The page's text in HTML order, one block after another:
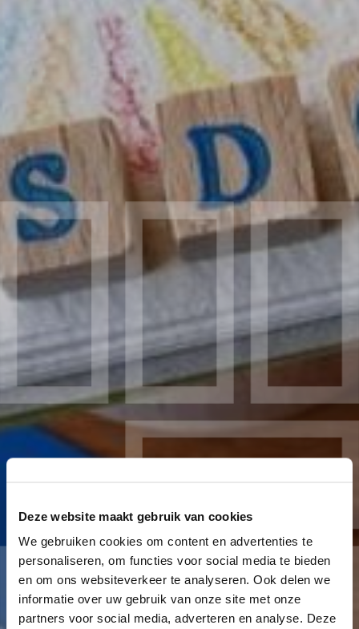
Deze website maakt gebruik van cookies
We gebruiken cookies om content en advertenties te
personaliseren, om functies voor social media te bieden
en om ons websiteverkeer te analyseren. Ook delen we
informatie over uw gebruik van onze site met onze
partners voor social media, adverteren en analyse. Deze